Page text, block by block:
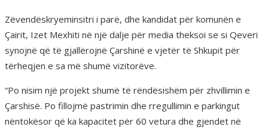
Zëvendëskryeminsitri i parë, dhe kandidat për komunën e
Çairit, Izet Mexhiti në një dalje për media theksoi se si Qeveri
synojnë që të gjallërojnë Çarshinë e vjetër të Shkupit për
tërheqjen e sa më shumë vizitorëve.
“Po nisim një projekt shumë të rëndësishëm për zhvillimin e
Çarshisë. Po fillojmë pastrimin dhe rregullimin e parkingut
nëntokësor që ka kapacitet për 60 vetura dhe gjendet në